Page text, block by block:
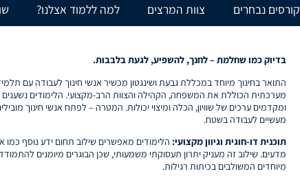
קורסים נבחרים צוות המרצים למה ללמוד אצלנו?
בדיוק כמו שחלמת – לחנך, להשפיע, לגעת בלבבות.
התואר בחינוך מיוחד במכללת גבעת ושינגטון מכשיר אנשי חינוך לעבודה עם
מערכתית הכוללת את המשפחה, הקהילה והצוות הרב-מקצועי. הלימודים
ומקדמים ערכים של שוויון, הכלה ומיצוי יכולות. המטרה – לפתח אנשי חינוך
מעשיים לעבודה בשטח.
תוכנית דו-חוגית וגיוון מקצועי: הלימודים מאפשרים שילוב תחום ידע נוסף כמו
מדעים. שילוב זה מעניק יתרון תעסוקתי משמעותי, שכן הבוגרים מיומנים
מיוחדים המשולבים בכיתות רגילות.